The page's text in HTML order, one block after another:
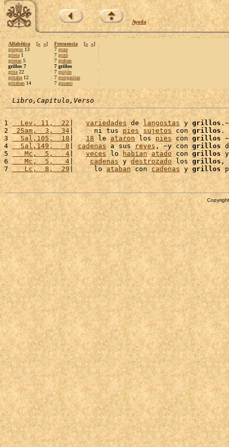
Ayuda
Alfabética [« »]
griegos 13
grieta 1
grietas 5
grillos 7
grita 22
gritaba 12
gritaban 14
Frecuencia [« »]
7 goza
7 gozó
7 graban
7 grillos
7 guijón
7 guirgasitas
7 gusano
Libro,Capítulo,Verso
1
  Lev, 11,  22
| variedades de langostas y grillos .~
2 2Sam,  3,  34 |     ni tus pies sujetos con grillos.
3
  Sal,105,  18
| 18 le ataron los pies con grillos
4
  Sal,149,   8
| cadenas a sus reyes , ~y con grillos
5
   Mc,  5,   4
| veces lo habían atado con grillos
6
   Mc,  5,   4
| cadenas y destrozado los grillos,
7
   Lc,  8,  29
|     lo ataban con cadenas y grillos